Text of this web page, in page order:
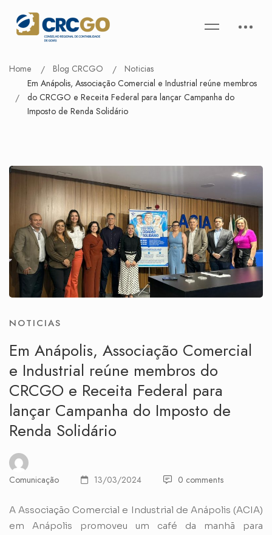
Home Blog CRCGO
Noticias
Em Anápolis, Associação Comercial e Industrial reúne membros
do CRCGO e Receita Federal para lançar Campanha do
Imposto de Renda Solidário
NOTICIAS
Em Anápolis, Associação Comercial
e Industrial reúne membros do
CRCGO e Receita Federal para
lançar Campanha do Imposto de
Renda Solidário
Comunicação 13/03/2024 0 comments
A Associação Comercial e Industrial de Anápolis (ACIA)
em Anápolis promoveu um café da manhã para